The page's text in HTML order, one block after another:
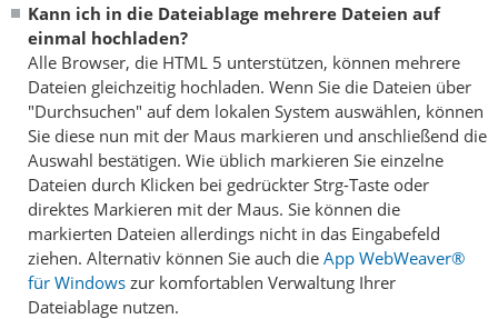
Kann ich in die Dateiablage mehrere Dateien auf
einmal hochladen?
Alle Browser, die HTML 5 unterstützen, können mehrere
Dateien gleichzeitig hochladen. Wenn Sie die Dateien über
"Durchsuchen" auf dem lokalen System auswählen, können
Sie diese nun mit der Maus markieren und anschließend die
Auswahl bestätigen. Wie üblich markieren Sie einzelne
Dateien durch Klicken bei gedrückter Strg-Taste oder
direktes Markieren mit der Maus. Sie können die
markierten Dateien allerdings nicht in das Eingabefeld
ziehen. Alternativ können Sie auch die App WebWeaver®
für Windows zur komfortablen Verwaltung Ihrer
Dateiablage nutzen.